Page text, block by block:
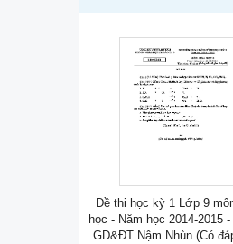
Đề thi học kỳ 1 Lớp 9
học - Năm học 2014-2015
GD&ĐT Nậm Nhùn (Có